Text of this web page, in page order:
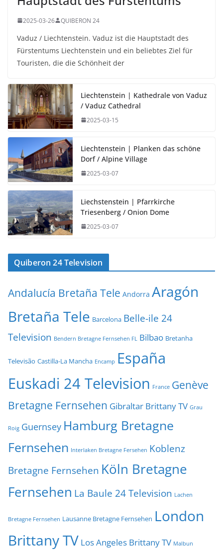
2025-03-26 QUIBERON 24
Vaduz / Liechtenstein. Vaduz ist die Hauptstadt des
Fürstentums Liechtenstein und ein beliebtes Ziel für
Touristen, die die Schönheit der
Liechtenstein | Kathedrale von Vaduz
/ Vaduz Cathedral
2025-03-15
Liechtenstein | Planken das schöne
Dorf / Alpine Village
2025-03-07
Liechstenstein | Pfarrkirche
Triesenberg / Onion Dome
2025-03-07
Quiberon 24 Television
Andalucía Bretaña Tele Andorra Aragón
Bretaña Tele Barcelona Belle-ile 24
Television Bendern Bretagne Fernsehen FL Bilbao Bretanha
Televisão Castilla-La Mancha Encamp España
Euskadi 24 Television France Genève
Bretagne Fernsehen Gibraltar Brittany TV Grau
Roig Guernsey Hamburg Bretagne
Fernsehen Interlaken Bretagne Fersehen Koblenz
Bretagne Fernsehen Köln Bretagne
Fernsehen La Baule 24 Television Lachen
Bretagne Fernsehen Lausanne Bretagne Fernsehen London
Brittany TV Los Angeles Brittany TV Malbun